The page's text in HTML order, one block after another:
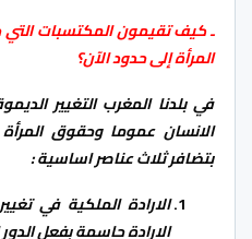
ـ كيف تقيمون المكتسبات
المرأة إلى حدود الآن؟
في بلدنا المغرب التغيير
الانسان عموما وحقوق
بتضافر ثلاث عناصر اساسية :
الارادة الملكية في
الارادة حاسمة بفعل